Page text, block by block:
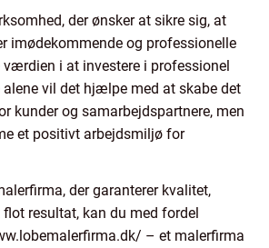
der ønsker at sikre sig, at
imødekommende og professionelle
værdien i at investere i professionel
alene vil det hjælpe med at skabe det
kunder og samarbejdspartnere, men
et positivt arbejdsmiljø for
der garanterer kvalitet,
resultat, kan du med fordel
– et malerfirma